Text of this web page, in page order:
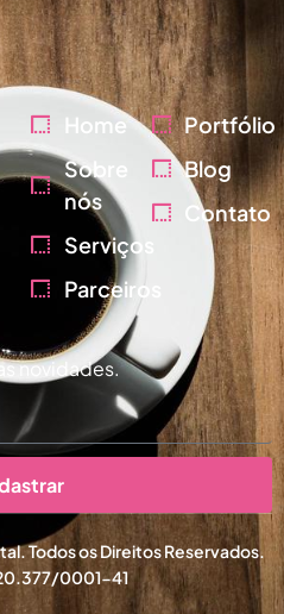
Home
Sobre
nós
Serviços
Parceiros
Portfólio
Blog
Contato
novidades.
Todos os Direitos Reservados.
0001-41